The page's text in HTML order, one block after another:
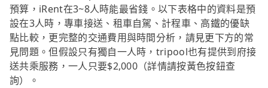
預算，iRent在3~8人時能最省錢。以下表格中的資料是預
設在3人時，專車接送、租車自駕、計程車、高鐵的優缺
點比較，更完整的交通費用與時間分析，請見更下方的常
見問題。但假設只有獨自一人時，tripool也有提供到府接
送共乘服務，一人只要$2,000（詳情請按黃色按鈕查
詢）。